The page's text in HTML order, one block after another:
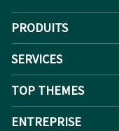
PRODUITS
SERVICES
TOP THEMES
ENTREPRISE